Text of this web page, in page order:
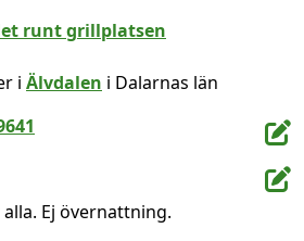
i Älvdalen i Dalarnas län
Ej övernattning.